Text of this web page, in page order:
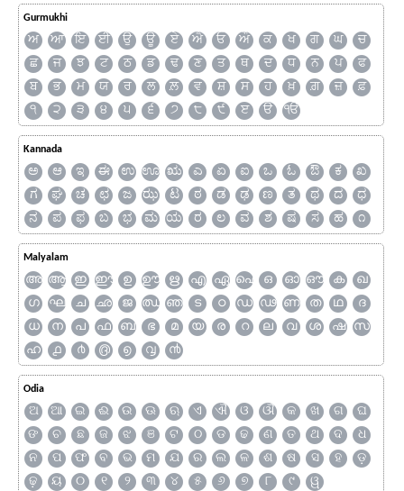
Gurmukhi
ਅ ਆ ਇ ਈ ਉ ਊ ਏ ਐ ਓ ਔ ਕ ਖ ਗ ਘ
ਚ
ਛ
ਜ ਝ ਟ ਠ ਡ ਢ ਣ ਤ ਥ ਦ ਧ ਨ ਪ
ਫ
ਬ
ਭ ਮ ਯ ਰ ਲ ਲ਼ ਵ ਸ਼ ਸ ਹ ਖ਼ ਗ਼ ਜ਼
ਫ਼
੧
੨ ੩ ੪ ੫ ੬ ੭ ੮ ੯ ੲ ੳ ੴ
Kannada
ಅ ಆ ಇ ಈ ಉ ಊ ಋ ಎ ಏ ಐ ಒ ಓ ಔ ಕ
ಖ
ಗ
ಘ ಚ ಛ ಜ ಝ ಟ ಠ ಡ ಢ ಣ ತ ಥ ದ
ಧ
ನ
ಪ ಫ ಬ ಭ ಮ ಯ ರ ಲ ವ ಶ ಷ ಸ ಹ ೧
Malyalam
അ ആ ഇ ഈ ഉ ഊ ഋ എ ഏ ഐ ഒ ഓ ഔ ക
ഖ
ഗ
ഘ ച ഛ ജ ഝ ഞ ട ഠ ഡ ഢ ണ ത ഥ
ദ
ധ
ന പ ഫ ബ ഭ മ യ ര റ ല വ ശ ഷ
സ
ഹ
൧ ൪ ൫ ൭ ൮ ൯
Odia
ଅ ଆ ଇ ଈ ଉ ଊ ଋ ଏ ଐ ଓ ଔ କ ଖ ଗ
ଘ
ଙ
ଚ ଛ ଜ ଝ ଞ ଟ ଠ ଡ ଢ ଣ ତ ଥ ଦ
ଧ
ନ
ପ ଫ ବ ଭ ମ ଯ ର ଲ ଳ ଶ ଷ ସ ହ
ଡ଼
ଢ଼
ୟ ୦ ୧ ୨ ୩ ୪ ୫ ୬ ୭ ୮ ୯ ୱ